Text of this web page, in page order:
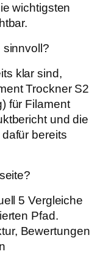
wichtigsten
sinnvoll?
klar sind,
Trockner S2
für Filament
und die
bereits
5 Vergleiche
Pfad.
Bewertungen